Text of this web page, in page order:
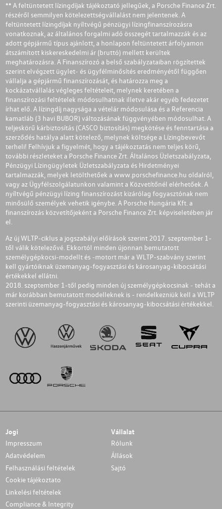
** A feltüntetett lízingdíjak tájékoztató jellegűek, a Porsche Finance Zrt.
részéről semmilyen kötelezettségvállalást nem jelentenek. A
feltüntetett lízingdíjak nyíltvégű pénzügyi lízingfinanszírozásra
vonatkoznak, az általános forgalmi adó összegét tartalmazzák és az
adott gépjármű típus ajánlott, a honlapon feltüntetett árfolyamon
átszámított kiskereskedelmi ár (bruttó) mellett kerültek
meghatározásra. A Finanszírozó a belső szabályzataiban rögzítettek
szerint elvégzett ügylet- és ügyfélminősítés eredményétől függően
vállalja a gépjármű finanszírozását, és határozza meg a
kockázatvállalás végleges feltételeit, melynek keretében a
finanszírozási feltételek módosulhatnak illetve akár egyéb fedezetet
írhat elő. A lízingdíj nagysága a vételár módosulása és a Referencia
kamatláb (3 havi BUBOR) változásának függvényében módosulhat. A
teljeskörű kárbiztosítás (CASCO biztosítás) megkötése és fenntartása a
szerződés hatálya alatt kötelező, melynek költsége a Lízingbevevőt
terheli! Felhívjuk a figyelmét, hogy a tájékoztatás nem teljes körű,
további részleteket a Porsche Finance Zrt. Általános Üzletszabályzata,
Pénzügyi Lízingügyletek Üzletszabályzata és Hirdetményei
tartalmazzák, melyek letölthetőek a www.porschefinance.hu oldalról,
vagy az Ügyfélszolgálatunkon valamint a Közvetítőnél elérhetőek. A
nyíltvégű pénzügyi lízing finanszírozást kizárólag fogyasztónak nem
minősülő személyek vehetik igénybe. A Porsche Hungária Kft. a
finanszírozás közvetítőjeként a Porsche Finance Zrt. képviseletében jár
el.
Az új WLTP-ciklus a jogszabályi előírások szerint 2017. szeptember 1-
től válik kötelezővé. Ekkortól minden újonnan bemutatott
személygépkocsi-modellt és -motort már a WLTP-szabvány szerint
kell gyártóiknak üzemanyag-fogyasztási és károsanyag-kibocsátási
értékekkel ellátni.
2018. szeptember 1-től pedig minden új személygépkocsinak - tehát a
már korábban bemutatott modelleknek is - rendelkezniük kell a WLTP
szerinti üzemanyag-fogyasztási és károsanyag-kibocsátási értékekkel.
Jogi
Impresszum
Adatvédelem
Felhasználási feltételek
Cookie tájékoztato
Linkelési feltételek
Compliance & Integrity
Vállalat
Rólunk
Állások
Sajtó